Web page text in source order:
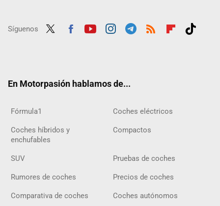
Síguenos
En Motorpasión hablamos de...
Fórmula1 Coches eléctricos
Coches híbridos y
enchufables
Compactos
SUV Pruebas de coches
Rumores de coches Precios de coches
Comparativa de coches Coches autónomos